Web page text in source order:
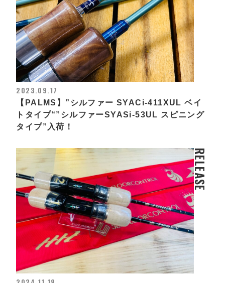
2023.09.17
【PALMS】”シルファー SYACi-411XUL ベイ
トタイプ“”シルファーSYASi-53UL スピニング
タイプ”入荷！
RELEASE